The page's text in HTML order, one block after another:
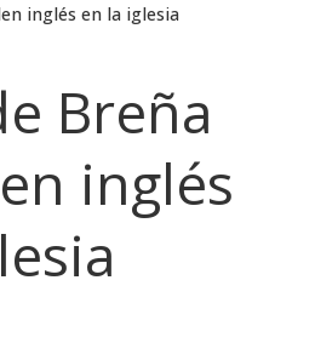
inglés en la iglesia
Breña
inglés